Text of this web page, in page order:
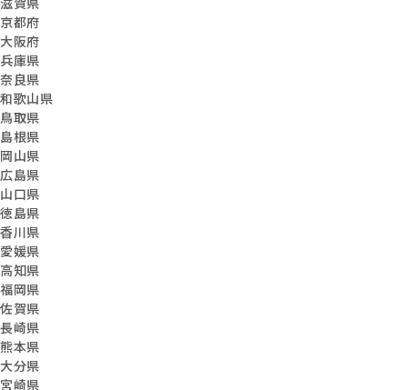
京都府
大阪府
兵庫県
奈良県
和歌山県
鳥取県
島根県
岡山県
広島県
山口県
徳島県
香川県
愛媛県
高知県
福岡県
佐賀県
長崎県
熊本県
大分県
宮崎県